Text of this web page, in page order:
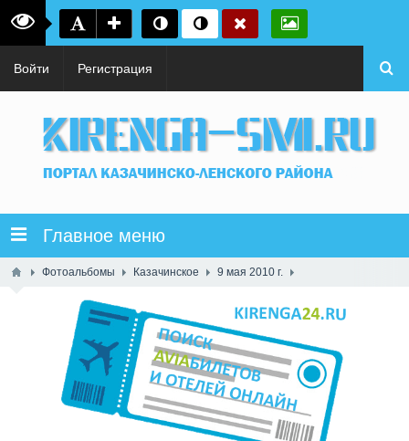
Войти Регистрация
Главное меню
Фотоальбомы Казачинское 9 мая 2010 г.